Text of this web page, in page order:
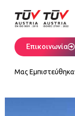
Επικοινωνία
Μας